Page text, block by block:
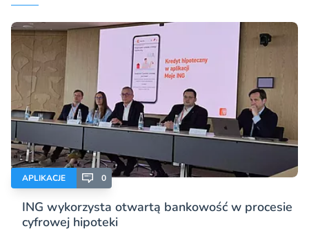
APLIKACJE 0
ING wykorzysta otwartą bankowość w procesie
cyfrowej hipoteki